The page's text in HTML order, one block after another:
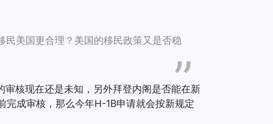
美国更合理？美国的移民政策又是否稳
核现在还是未知，另外拜登内阁是否能在新
成审核，那么今年H-1B申请就会按新规定